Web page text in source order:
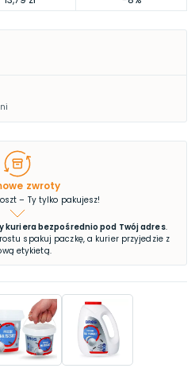
zwroty
– Ty tylko pakujesz!
kuriera bezpośrednio pod Twój adres.
spakuj paczkę, a kurier przyjedzie z
etykietą.